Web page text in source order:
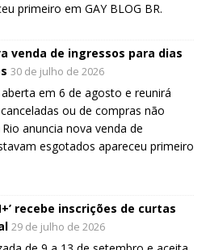
primeiro em GAY BLOG BR.
venda de ingressos para dias
30 de julho de 2026
em 6 de agosto e reunirá
ou de compras não
anuncia nova venda de
esgotados apareceu primeiro
recebe inscrições de curtas
29 de julho de 2026